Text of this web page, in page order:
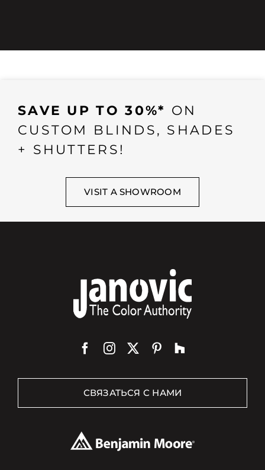
SAVE UP TO 30%* ON
CUSTOM BLINDS, SHADES
+ SHUTTERS!
VISIT A SHOWROOM
СВЯЗАТЬСЯ С НАМИ